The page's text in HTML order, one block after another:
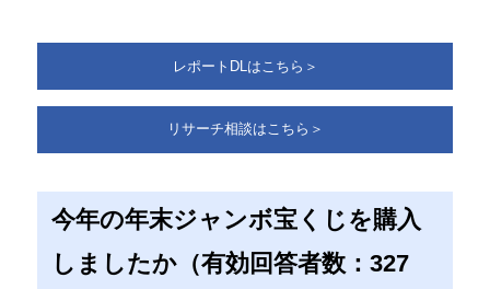
レポートDLはこちら＞
リサーチ相談はこちら＞
今年の年末ジャンボ宝くじを購入
しましたか（有効回答者数：327